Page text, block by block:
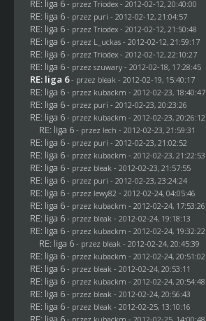
RE: liga 6 - przezTriodex- 2012-02-12, 20:40:00
RE: liga 6 - przez puri - 2012-02-12, 21:04:57
RE: liga 6 - przezTriodex- 2012-02-12, 21:50:48
RE: liga 6 - przez L_uckas- 2012-02-12, 21:59:17
RE: liga 6 - przezTriodex- 2012-02-12, 22:10:27
RE: liga 6 - przez szuwary - 2012-02-18, 17:28:45
RE: liga 6 - przez bleak - 2012-02-19, 15:40:17
RE: liga 6 - przez kubackm - 2012-02-23, 18:40:47
RE: liga 6 - przez puri - 2012-02-23, 20:23:26
RE: liga 6 - przez kubackm - 2012-02-23, 20:26:12
RE: liga 6 - przez lech - 2012-02-23, 21:59:31
RE: liga 6 - przez puri - 2012-02-23, 21:02:52
RE: liga 6 - przez kubackm - 2012-02-23, 21:22:53
RE: liga 6 - przez bleak - 2012-02-23, 21:57:55
RE: liga 6 - przez puri - 2012-02-23, 23:24:24
RE: liga 6 - przez lewy82 - 2012-02-24, 04:05:46
RE: liga 6 - przez kubackm - 2012-02-24, 17:53:26
RE: liga 6 - przez bleak - 2012-02-24, 19:18:13
RE: liga 6 - przez kubackm - 2012-02-24, 19:32:22
RE: liga 6 - przez bleak - 2012-02-24, 20:45:39
RE: liga 6 - przez kubackm - 2012-02-24, 20:51:02
RE: liga 6 - przez bleak - 2012-02-24, 20:53:11
RE: liga 6 - przez kubackm - 2012-02-24, 20:54:48
RE: liga 6 - przez bleak - 2012-02-24, 20:56:43
RE: liga 6 - przez bleak - 2012-02-25, 13:10:16